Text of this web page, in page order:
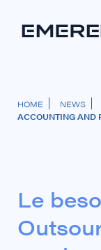
HOME NEWS
ACCOUNTING AND
Le